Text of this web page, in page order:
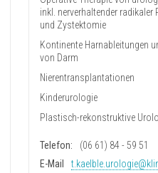
inkl. nerverhaltender
und Zystektomie
Kontinente Harnableitungen
von Darm
Nierentransplantationen
Kinderurologie
Plastisch-rekonstruktive
Telefon:
(06 61) 84 - 59 51
E-Mail